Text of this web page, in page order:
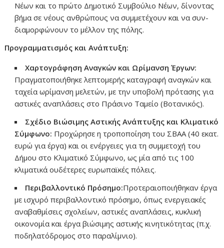
Νέων και το πρώτο Δημοτικό Συμβούλιο Νέων, δίνοντας
βήμα σε νέους ανθρώπους να συμμετέχουν και να συν-
διαμορφώνουν το μέλλον της πόλης.
Προγραμματισμός και Ανάπτυξη:
Χαρτογράφηση Αναγκών και Ωρίμανση Έργων:
Πραγματοποιήθηκε λεπτομερής καταγραφή αναγκών και
ταχεία ωρίμανση μελετών, με την υποβολή πρότασης για
αστικές αναπλάσεις στο Πράσινο Ταμείο (Βοτανικός).
Σχέδιο Βιώσιμης Αστικής Ανάπτυξης και Κλιματικό
Σύμφωνο: Προχώρησε η τροποποίηση του ΣΒΑΑ (40 εκατ.
ευρώ για έργα) και οι ενέργειες για τη συμμετοχή του
Δήμου στο Κλιματικό Σύμφωνο, ως μία από τις 100
κλιματικά ουδέτερες ευρωπαϊκές πόλεις.
Περιβαλλοντικό Πρόσημο:Προτεραιοποιήθηκαν έργα
με ισχυρό περιβαλλοντικό πρόσημο, όπως ενεργειακές
αναβαθμίσεις σχολείων, αστικές αναπλάσεις, κυκλική
οικονομία και έργα βιώσιμης αστικής κινητικότητας (π.χ.
ποδηλατόδρομος στο παραλίμνιο).